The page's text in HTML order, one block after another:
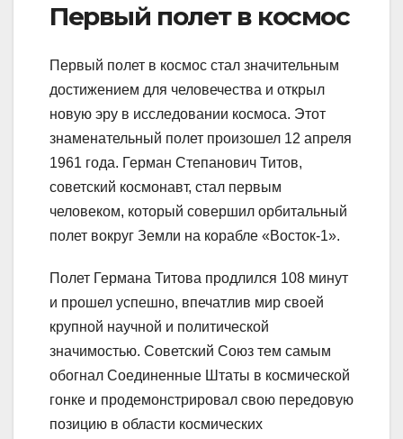
Первый полет в космос
Первый полет в космос стал значительным
достижением для человечества и открыл
новую эру в исследовании космоса. Этот
знаменательный полет произошел 12 апреля
1961 года. Герман Степанович Титов,
советский космонавт, стал первым
человеком, который совершил орбитальный
полет вокруг Земли на корабле «Восток-1».
Полет Германа Титова продлился 108 минут
и прошел успешно, впечатлив мир своей
крупной научной и политической
значимостью. Советский Союз тем самым
обогнал Соединенные Штаты в космической
гонке и продемонстрировал свою передовую
позицию в области космических